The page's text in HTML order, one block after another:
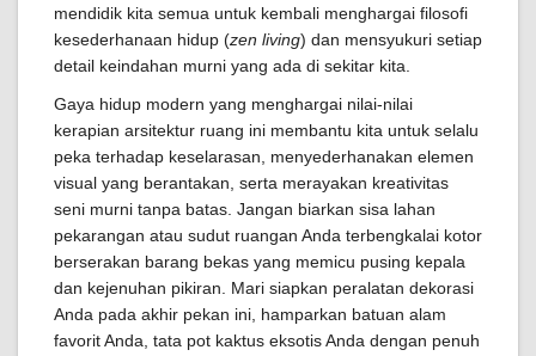
mendidik kita semua untuk kembali menghargai filosofi
kesederhanaan hidup (zen living) dan mensyukuri setiap
detail keindahan murni yang ada di sekitar kita.
Gaya hidup modern yang menghargai nilai-nilai
kerapian arsitektur ruang ini membantu kita untuk selalu
peka terhadap keselarasan, menyederhanakan elemen
visual yang berantakan, serta merayakan kreativitas
seni murni tanpa batas. Jangan biarkan sisa lahan
pekarangan atau sudut ruangan Anda terbengkalai kotor
berserakan barang bekas yang memicu pusing kepala
dan kejenuhan pikiran. Mari siapkan peralatan dekorasi
Anda pada akhir pekan ini, hamparkan batuan alam
favorit Anda, tata pot kaktus eksotis Anda dengan penuh